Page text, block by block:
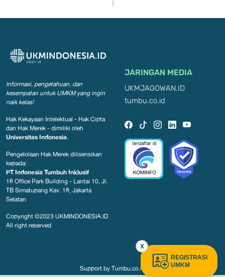
Informasi, pengetahuan, dan
kesempatan untuk UMKM yang ingin
naik kelas!
Hak Kekayaan Intelektual - Hak Cipta
dan Hak Merek - dimiliki oleh
Universitas Indonesia.
Pengelolaan Hak Merek dilisensikan
kepada:
PT Indonesia Tumbuh Inklusif
18 Office Park Building - Lantai 10, Jl.
TB Simatupang Kav. 18, Jakarta
Selatan
Copyright ©2023 UKMINDONESIA.ID
All right reserved
JARINGAN MEDIA
UKMJAGOWAN.ID
tumbu.co.id
Support by Tumbu.co.id
X
REGISTRASI
UMKM